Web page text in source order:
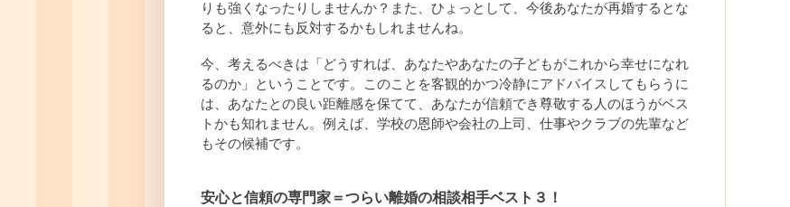
りも強くなったりしませんか？また、ひょっとして、今後あなたが再婚するとな
ると、意外にも反対するかもしれませんね。
今、考えるべきは「どうすれば、あなたやあなたの子どもがこれから幸せになれ
るのか」ということです。このことを客観的かつ冷静にアドバイスしてもらうに
は、あなたとの良い距離感を保てて、あなたが信頼でき尊敬する人のほうがベス
トかも知れません。例えば、学校の恩師や会社の上司、仕事やクラブの先輩など
もその候補です。
安心と信頼の専門家＝つらい離婚の相談相手ベスト３！